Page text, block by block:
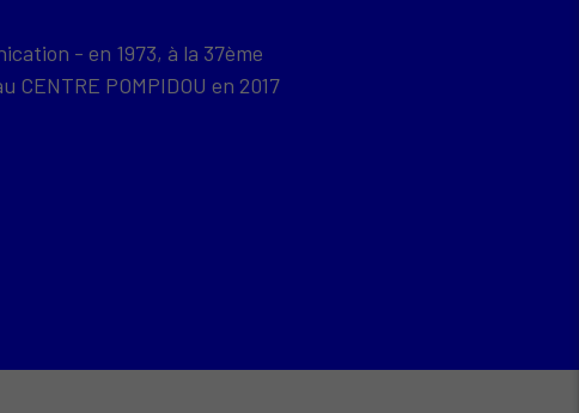
- en 1973, à la 37ème
CENTRE POMPIDOU en 2017